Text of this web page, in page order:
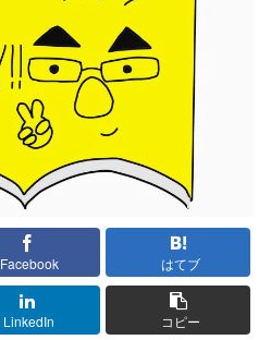
Facebook はてブ
LinkedIn コピー